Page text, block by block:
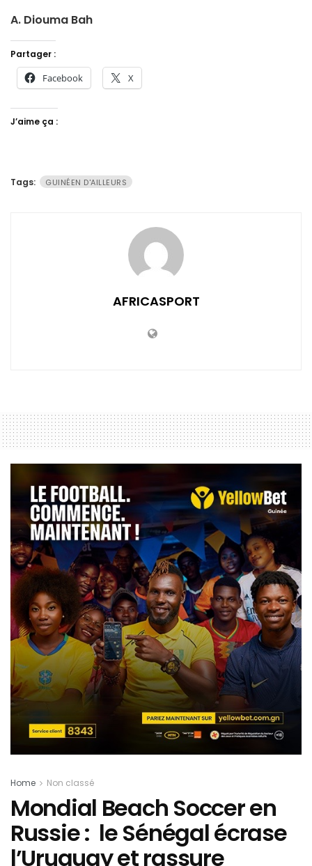
A. Diouma Bah
Partager :
Facebook X
J’aime ça :
Tags: GUINÉEN D'AILLEURS
AFRICASPORT
Home Non classé
Mondial Beach Soccer en
Russie : le Sénégal écrase
l’Uruguay et rassure